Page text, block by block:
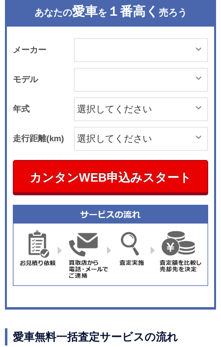
あなたの愛車を １番高く 売ろう
メーカー
モデル
年式
走行距離(km)
カンタンWEB申込みスタート
愛車無料一括査定サービスの流れ